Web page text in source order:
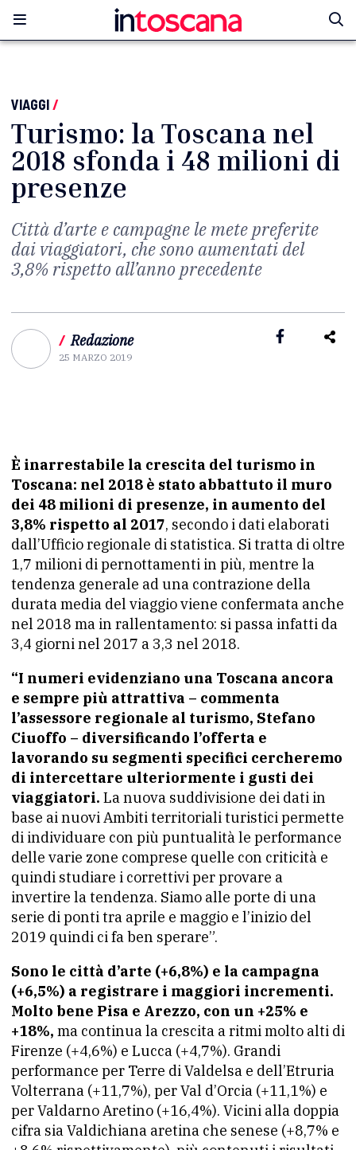
VIAGGI/
Turismo: la Toscana nel
2018 sfonda i 48 milioni di
presenze
Città d’arte e campagne le mete preferite
dai viaggiatori, che sono aumentati del
3,8% rispetto all’anno precedente
/ Redazione
25 MARZO 2019
È inarrestabile la crescita del turismo in
Toscana: nel 2018 è stato abbattuto il muro
dei 48 milioni di presenze, in aumento del
3,8% rispetto al 2017, secondo i dati elaborati
dall’Ufficio regionale di statistica. Si tratta di oltre
1,7 milioni di pernottamenti in più, mentre la
tendenza generale ad una contrazione della
durata media del viaggio viene confermata anche
nel 2018 ma in rallentamento: si passa infatti da
3,4 giorni nel 2017 a 3,3 nel 2018.
“I numeri evidenziano una Toscana ancora
e sempre più attrattiva – commenta
l’assessore regionale al turismo, Stefano
Ciuoffo – diversificando l’offerta e
lavorando su segmenti specifici cercheremo
di intercettare ulteriormente i gusti dei
viaggiatori. La nuova suddivisione dei dati in
base ai nuovi Ambiti territoriali turistici permette
di individuare con più puntualità le performance
delle varie zone comprese quelle con criticità e
quindi studiare i correttivi per provare a
invertire la tendenza. Siamo alle porte di una
serie di ponti tra aprile e maggio e l’inizio del
2019 quindi ci fa ben sperare”.
Sono le città d’arte (+6,8%) e la campagna
(+6,5%) a registrare i maggiori incrementi.
Molto bene Pisa e Arezzo, con un +25% e
+18%, ma continua la crescita a ritmi molto alti di
Firenze (+4,6%) e Lucca (+4,7%). Grandi
performance per Terre di Valdelsa e dell’Etruria
Volterrana (+11,7%), per Val d’Orcia (+11,1%) e
per Valdarno Aretino (+16,4%). Vicini alla doppia
cifra sia Valdichiana aretina che senese (+8,7% e